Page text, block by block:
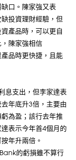
口。陳家強又表
投資理財經驗，但
產品時，可以更自
陳家強相信
品時更快捷，且能
息支出，但李家達表
年底升3倍，主要由
為盈；該行去年推
表示今年首4個月的
年升兩倍。
的虧損雖不算行